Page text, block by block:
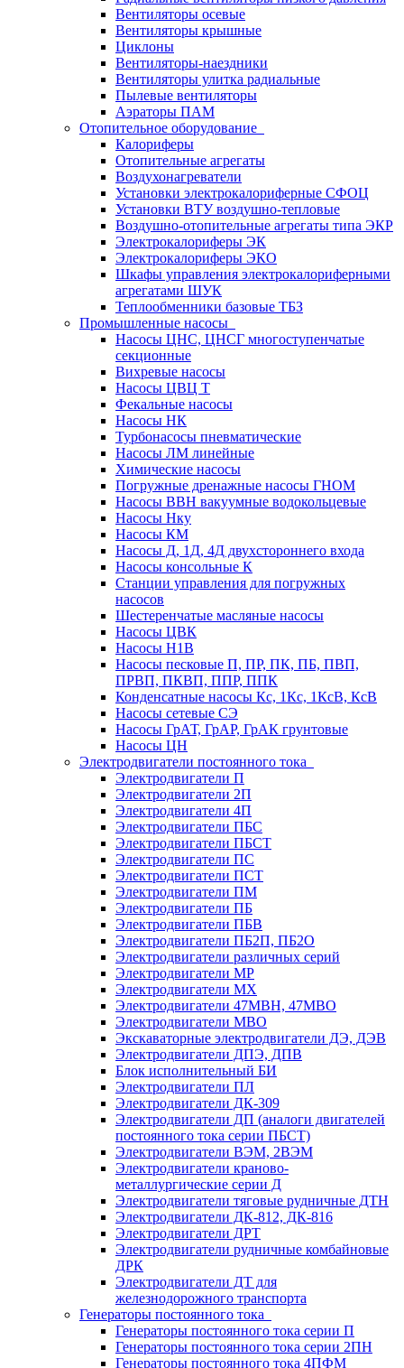
Вентиляторы осевые
Вентиляторы крышные
Циклоны
Вентиляторы-наездники
Вентиляторы улитка радиальные
Пылевые вентиляторы
Аэраторы ПАМ
Отопительное оборудование
Калориферы
Отопительные агрегаты
Воздухонагреватели
Установки электрокалориферные СФОЦ
Установки ВТУ воздушно-тепловые
Воздушно-отопительные агрегаты типа ЭКР
Электрокалориферы ЭК
Электрокалориферы ЭКО
Шкафы управления электрокалориферными
агрегатами ШУК
Теплообменники базовые ТБЗ
Промышленные насосы
Насосы ЦНС, ЦНСГ многоступенчатые
секционные
Вихревые насосы
Насосы ЦВЦ Т
Фекальные насосы
Насосы НК
Турбонасосы пневматические
Насосы ЛМ линейные
Химические насосы
Погружные дренажные насосы ГНОМ
Насосы ВВН вакуумные водокольцевые
Насосы Нку
Насосы КМ
Насосы Д, 1Д, 4Д двухстороннего входа
Насосы консольные К
Станции управления для погружных
насосов
Шестеренчатые масляные насосы
Насосы ЦВК
Насосы Н1В
Насосы песковые П, ПР, ПК, ПБ, ПВП,
ПРВП, ПКВП, ППР, ППК
Конденсатные насосы Кс, 1Кс, 1КсВ, КсВ
Насосы сетевые СЭ
Насосы ГрАТ, ГрАР, ГрАК грунтовые
Насосы ЦН
Электродвигатели постоянного тока
Электродвигатели П
Электродвигатели 2П
Электродвигатели 4П
Электродвигатели ПБС
Электродвигатели ПБСТ
Электродвигатели ПС
Электродвигатели ПСТ
Электродвигатели ПМ
Электродвигатели ПБ
Электродвигатели ПБВ
Электродвигатели ПБ2П, ПБ2О
Электродвигатели различных серий
Электродвигатели МР
Электродвигатели MX
Электродвигатели 47MBH, 47МВО
Электродвигатели MBO
Экскаваторные электродвигатели ДЭ, ДЭВ
Электродвигатели ДПЭ, ДПВ
Блок исполнительный БИ
Электродвигатели ПЛ
Электродвигатели ДК-309
Электродвигатели ДП (аналоги двигателей
постоянного тока серии ПБСТ)
Электродвигатели ВЭМ, 2ВЭМ
Электродвигатели краново-
металлургические серии Д
Электродвигатели тяговые рудничные ДТН
Электродвигатели ДК-812, ДК-816
Электродвигатели ДРТ
Электродвигатели рудничные комбайновые
ДРК
Электродвигатели ДТ для
железнодорожного транспорта
Генераторы постоянного тока
Генераторы постоянного тока серии П
Генераторы постоянного тока серии 2ПН
Генераторы постоянного тока 4ПФМ